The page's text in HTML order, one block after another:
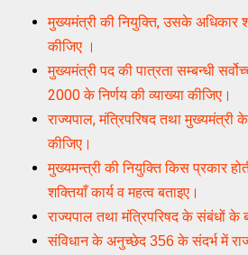
मुख्यमंत्री की नियुक्ति, उसके अधिकार
कीजिए ।
मुख्यमंत्री पद की पात्रता सम्बन्धी
2000 के निर्णय की व्याख्या कीजिए।
राज्यपाल, मंत्रिपरिषद तथा
कीजिए।
मुख्यमन्त्री की नियुक्ति किस प्रकार
शक्तियाँ कार्य व महत्व बताइए।
राज्यपाल तथा मंत्रिपरिषद के संबंधों के
संविधान के अनुच्छेद 356 के संदर्भ में